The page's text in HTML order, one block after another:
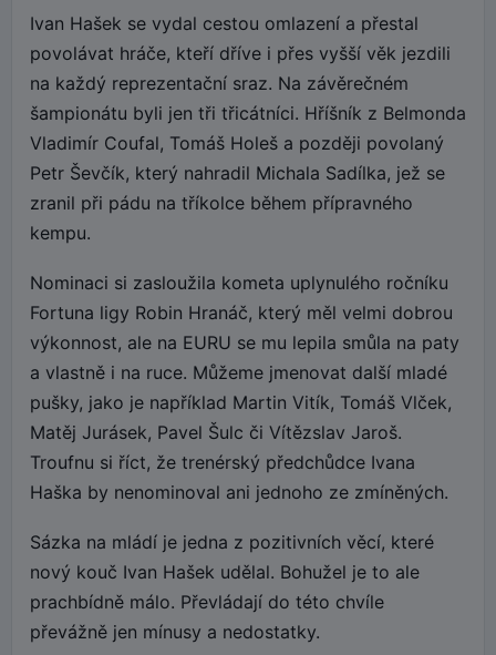
Ivan Hašek se vydal cestou omlazení a přestal
povolávat hráče, kteří dříve i přes vyšší věk jezdili
na každý reprezentační sraz. Na závěrečném
šampionátu byli jen tři třicátníci. Hříšník z Belmonda
Vladimír Coufal, Tomáš Holeš a později povolaný
Petr Ševčík, který nahradil Michala Sadílka, jež se
zranil při pádu na tříkolce během přípravného
kempu.
Nominaci si zasloužila kometa uplynulého ročníku
Fortuna ligy Robin Hranáč, který měl velmi dobrou
výkonnost, ale na EURU se mu lepila smůla na paty
a vlastně i na ruce. Můžeme jmenovat další mladé
pušky, jako je například Martin Vitík, Tomáš Vlček,
Matěj Jurásek, Pavel Šulc či Vítězslav Jaroš.
Troufnu si říct, že trenérský předchůdce Ivana
Haška by nenominoval ani jednoho ze zmíněných.
Sázka na mládí je jedna z pozitivních věcí, které
nový kouč Ivan Hašek udělal. Bohužel je to ale
prachbídně málo. Převládají do této chvíle
převážně jen mínusy a nedostatky.